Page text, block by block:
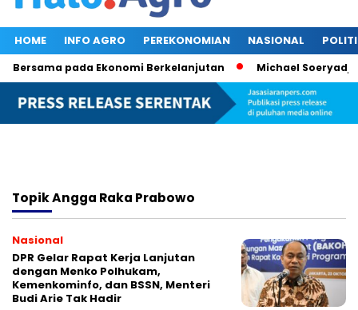
HOME INFO AGRO PEREKONOMIAN NASIONAL
pada Ekonomi Berkelanjutan Michael
TopikAngga Raka Prabowo
Nasional
DPR Gelar Rapat Kerja Lanjutan
dengan Menko Polhukam,
Kemenkominfo, dan BSSN, Menteri
Budi Arie Tak Hadir